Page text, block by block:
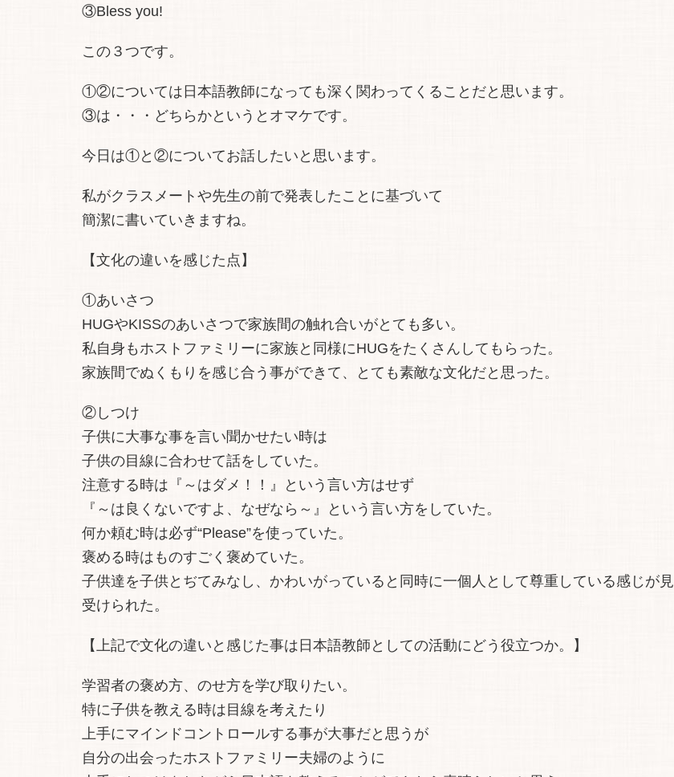
③Bless you!
この３つです。
①②については日本語教師になっても深く関わってくることだと思います。
③は・・・どちらかというとオマケです。
今日は①と②についてお話したいと思います。
私がクラスメートや先生の前で発表したことに基づいて
簡潔に書いていきますね。
【文化の違いを感じた点】
①あいさつ
HUGやKISSのあいさつで家族間の触れ合いがとても多い。
私自身もホストファミリーに家族と同様にHUGをたくさんしてもらった。
家族間でぬくもりを感じ合う事ができて、とても素敵な文化だと思った。
②しつけ
子供に大事な事を言い聞かせたい時は
子供の目線に合わせて話をしていた。
注意する時は『～はダメ！！』という言い方はせず
『～は良くないですよ、なぜなら～』という言い方をしていた。
何か頼む時は必ず“Please”を使っていた。
褒める時はものすごく褒めていた。
子供達を子供とぢてみなし、かわいがっていると同時に一個人として尊重している感じが見
受けられた。
【上記で文化の違いと感じた事は日本語教師としての活動にどう役立つか。】
学習者の褒め方、のせ方を学び取りたい。
特に子供を教える時は目線を考えたり
上手にマインドコントロールする事が大事だと思うが
自分の出会ったホストファミリー夫婦のように